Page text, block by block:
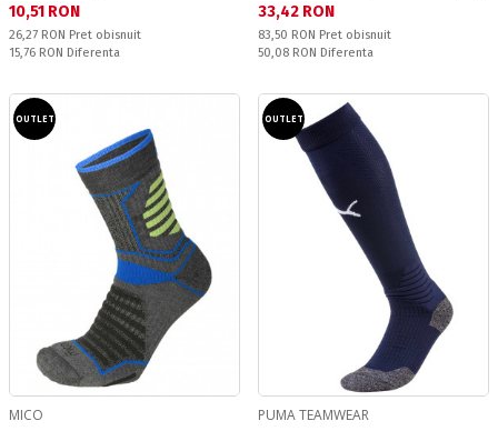
Текуща цена:
10,51 RON
Pret obisnuit:
26,27 RON Pret obisnuit
Спестявате:
15,76 RON Diferenta
Текуща цена:
33,42 RON
Pret obisnuit:
83,50 RON Pret obisnuit
Спестявате:
50,08 RON Diferenta
OUTLET
MICO
OUTLET
PUMA TEAMWEAR